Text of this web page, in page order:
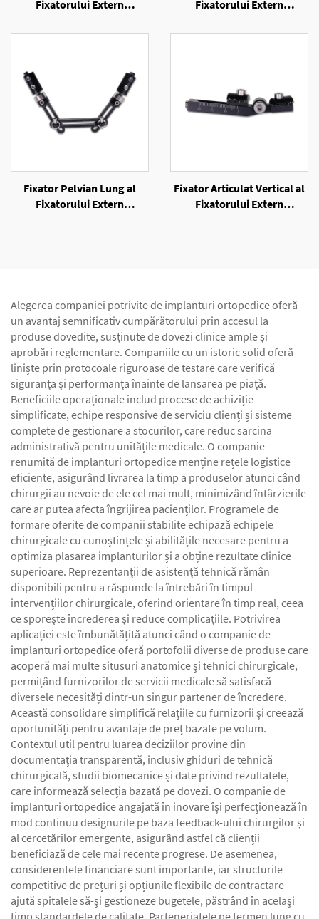
Fixatorului Extern
Fixatorului Extern
Fixator Pelvian Lung al
Fixatorului Extern
Fixator Articulat Vertical al
Fixatorului Extern
Alegerea companiei potrivite de implanturi ortopedice oferă
un avantaj semnificativ cumpărătorului prin accesul la
produse dovedite, susținute de dovezi clinice ample și
aprobări reglementare. Companiile cu un istoric solid oferă
liniște prin protocoale riguroase de testare care verifică
siguranța și performanța înainte de lansarea pe piață.
Beneficiile operaționale includ procese de achiziție
simplificate, echipe responsive de serviciu clienți și sisteme
complete de gestionare a stocurilor, care reduc sarcina
administrativă pentru unitățile medicale. O companie
renumită de implanturi ortopedice menține rețele logistice
eficiente, asigurând livrarea la timp a produselor atunci când
chirurgii au nevoie de ele cel mai mult, minimizând întârzierile
care ar putea afecta îngrijirea pacienților. Programele de
formare oferite de companii stabilite echipază echipele
chirurgicale cu cunoștințele și abilitățile necesare pentru a
optimiza plasarea implanturilor și a obține rezultate clinice
superioare. Reprezentanții de asistență tehnică rămân
disponibili pentru a răspunde la întrebări în timpul
intervențiilor chirurgicale, oferind orientare în timp real, ceea
ce sporește încrederea și reduce complicațiile. Potrivirea
aplicației este îmbunătățită atunci când o companie de
implanturi ortopedice oferă portofolii diverse de produse care
acoperă mai multe situsuri anatomice și tehnici chirurgicale,
permițând furnizorilor de servicii medicale să satisfacă
diversele necesități dintr-un singur partener de încredere.
Această consolidare simplifică relațiile cu furnizorii și creează
oportunități pentru avantaje de preț bazate pe volum.
Contextul util pentru luarea deciziilor provine din
documentația transparentă, inclusiv ghiduri de tehnică
chirurgicală, studii biomecanice și date privind rezultatele,
care informează selecția bazată pe dovezi. O companie de
implanturi ortopedice angajată în inovare își perfecționează în
mod continuu designurile pe baza feedback-ului chirurgilor și
al cercetărilor emergente, asigurând astfel că clienții
beneficiază de cele mai recente progrese. De asemenea,
considerentele financiare sunt importante, iar structurile
competitive de prețuri și opțiunile flexibile de contractare
ajută spitalele să-și gestioneze bugetele, păstrând în același
timp standardele de calitate. Parteneriatele pe termen lung cu